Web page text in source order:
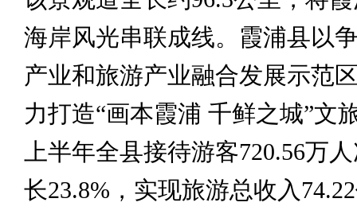
海岸风光串联成线。霞浦县以
产业和旅游产业融合发展示范
力打造“画本霞浦 千鲜之城”文
上半年全县接待游客720.56万
长23.8%，实现旅游总收入